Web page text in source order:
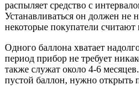
распыляет средство с
Устанавливаться он должен не
некоторые покупатели считают
Одного баллона хватает
период прибор не требует
также служат около 4-6
пустой баллон, нужно открыть